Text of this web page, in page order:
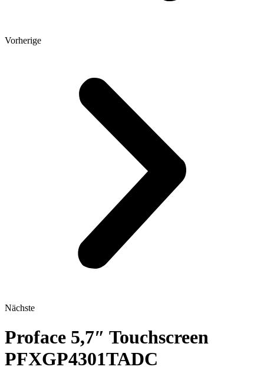
Vorherige
Nächste
Proface 5,7″ Touchscreen
PFXGP4301TADC